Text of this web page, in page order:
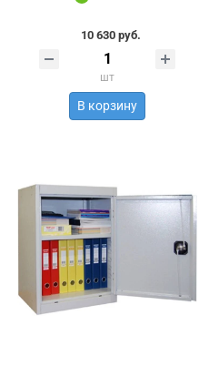
10 630 руб.
шт
В корзину